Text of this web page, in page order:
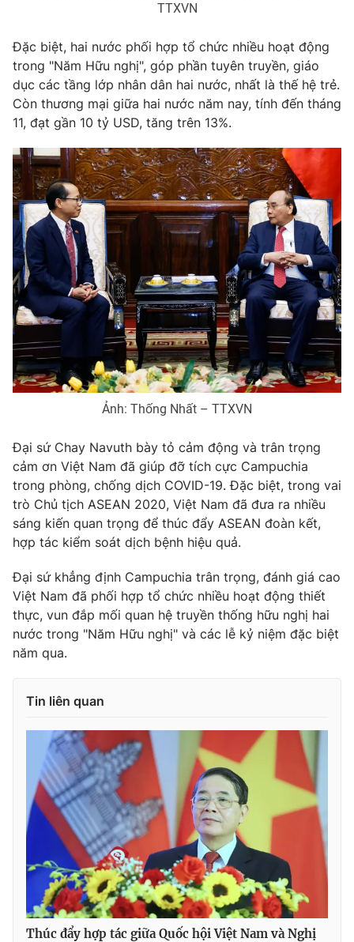
Podcast
Photo Infographic
Video Shorts video
VTV Money VTV Thể thao
VTV Sức khoẻ Bất động sản
Thị trường 24h Tấm lòng Việt
VTV4 Vươn mình bằng AI
VTV9 VTV8
Liên hệ tòa soạn English
THỜI BÁO VTV
Theo dõi báo trên
Cơ quan chủ quản:Đài Truyền hình Việt Nam
Cơ quan báo chí:
Thời báo VTV
Giấy phép hoạt động báo in và báo điện tử số 483/GP-BTTTT
cấp ngày 29/12/2023
Nguyễn Trọng Ninh
Tổng đài VTV:024.38 355 931 - 024.38 355 932
Ðiện thoại Thời báo VTV:024.66 897 897
Email:toasoan@vtv.vn
Liên hệ quảng cáo:024-7300.7108
TTXVN
Đặc biệt, hai nước phối hợp tổ chức nhiều hoạt động
trong "Năm Hữu nghị", góp phần tuyên truyền, giáo
dục các tầng lớp nhân dân hai nước, nhất là thế hệ trẻ.
Còn thương mại giữa hai nước năm nay, tính đến tháng
11, đạt gần 10 tỷ USD, tăng trên 13%.
Ảnh: Thống Nhất – TTXVN
Đại sứ Chay Navuth bày tỏ cảm động và trân trọng
cảm ơn Việt Nam đã giúp đỡ tích cực Campuchia
trong phòng, chống dịch COVID-19. Đặc biệt, trong vai
trò Chủ tịch ASEAN 2020, Việt Nam đã đưa ra nhiều
sáng kiến quan trọng để thúc đẩy ASEAN đoàn kết,
hợp tác kiểm soát dịch bệnh hiệu quả.
Đại sứ khẳng định Campuchia trân trọng, đánh giá cao
Việt Nam đã phối hợp tổ chức nhiều hoạt động thiết
thực, vun đắp mối quan hệ truyền thống hữu nghị hai
nước trong "Năm Hữu nghị" và các lễ kỷ niệm đặc biệt
năm qua.
Tin liên quan
Thúc đẩy hợp tác giữa Quốc hội Việt Nam và Nghị